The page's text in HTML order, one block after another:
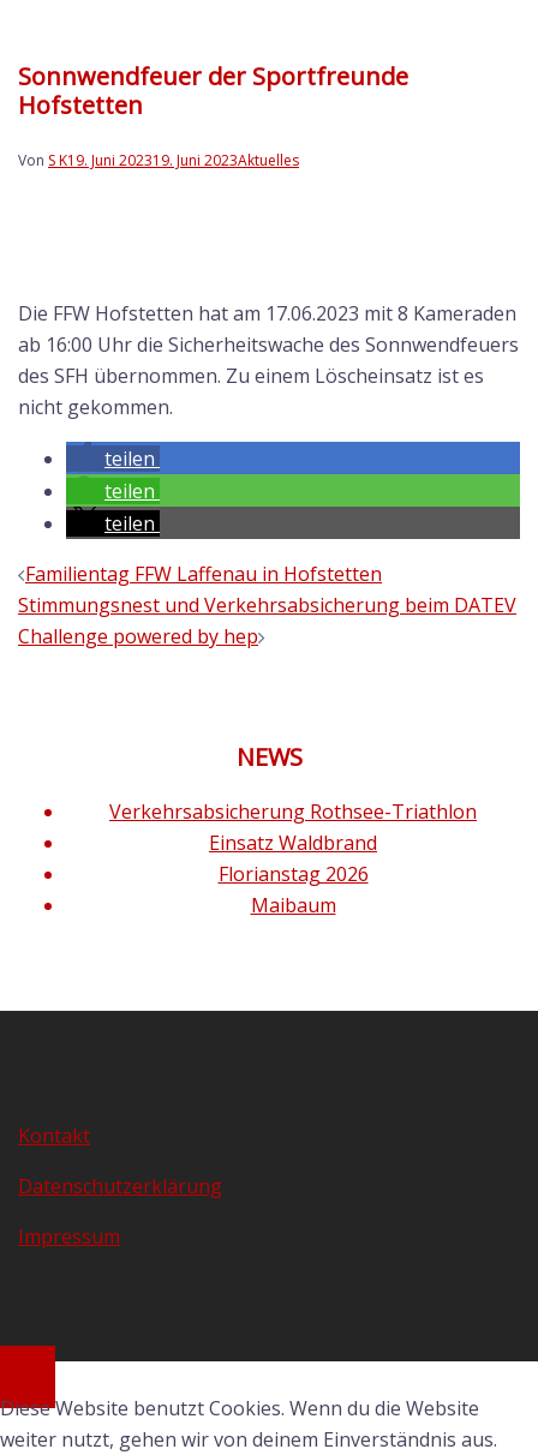
Sonnwendfeuer der Sportfreunde
Hofstetten
Von S K19. Juni 202319. Juni 2023Aktuelles
Die FFW Hofstetten hat am 17.06.2023 mit 8 Kameraden
ab 16:00 Uhr die Sicherheitswache des Sonnwendfeuers
des SFH übernommen. Zu einem Löscheinsatz ist es
nicht gekommen.
teilen
teilen
teilen
Beitragsnavigation
Familientag FFW Laffenau in Hofstetten
Stimmungsnest und Verkehrsabsicherung beim DATEV
Challenge powered by hep
NEWS
Verkehrsabsicherung Rothsee-Triathlon
Einsatz Waldbrand
Florianstag 2026
Maibaum
Kontakt
Datenschutzerklärung
Impressum
Diese Website benutzt Cookies. Wenn du die Website
weiter nutzt, gehen wir von deinem Einverständnis aus.